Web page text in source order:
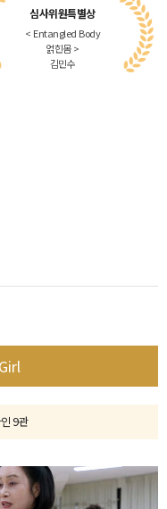
심사위원특별상
< Entangled Body
얽힌몸 >
김민수
9관